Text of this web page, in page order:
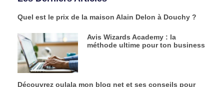
Quel est le prix de la maison Alain Delon à Douchy ?
Avis Wizards Academy : la
méthode ultime pour ton business
Découvrez oulala mon blog net et ses conseils pour